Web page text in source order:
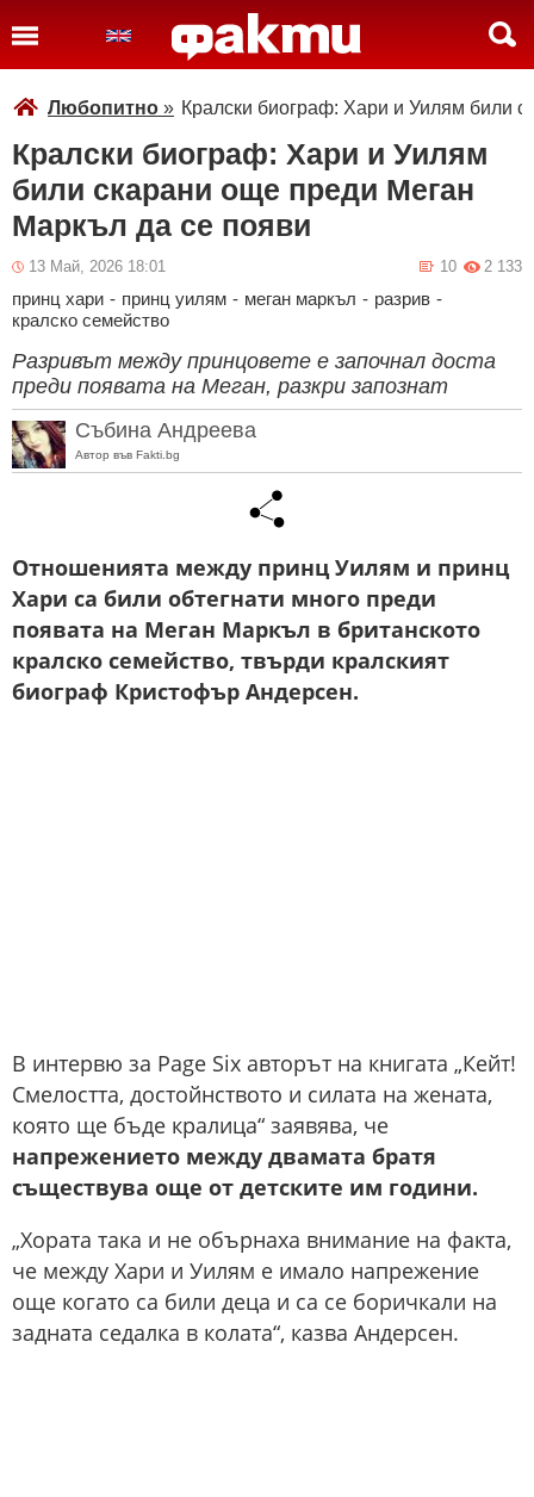
Любопитно » Кралски биограф: Хари и Уилям били
Кралски биограф: Хари и Уилям
били скарани още преди Меган
Маркъл да се появи
13 Май, 2026 18:01 2 133
10
принц хари - принц уилям - меган маркъл - разрив -
кралско семейство
Разривът между принцовете е започнал доста
преди появата на Меган, разкри запознат
Събина Андреева
Автор във Fakti.bg
Отношенията между принц Уилям и принц
Хари са били обтегнати много преди
появата на Меган Маркъл в британското
кралско семейство, твърди кралският
биограф Кристофър Андерсен.
В интервю за Page Six авторът на книгата „Кейт!
Смелостта, достойнството и силата на жената,
която ще бъде кралица“ заявява, че
напрежението между двамата братя
съществува още от детските им години.
„Хората така и не обърнаха внимание на факта,
че между Хари и Уилям е имало напрежение
още когато са били деца и са се боричкали на
задната седалка в колата“, казва Андерсен.